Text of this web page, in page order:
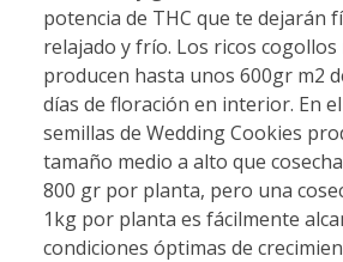
potencia de THC que te dejarán
relajado y frío. Los ricos
producen hasta unos 600gr m2
días de floración en interior. En
semillas de Wedding Cookies
tamaño medio a alto que
800 gr por planta, pero una
1kg por planta es fácilmente
condiciones óptimas de